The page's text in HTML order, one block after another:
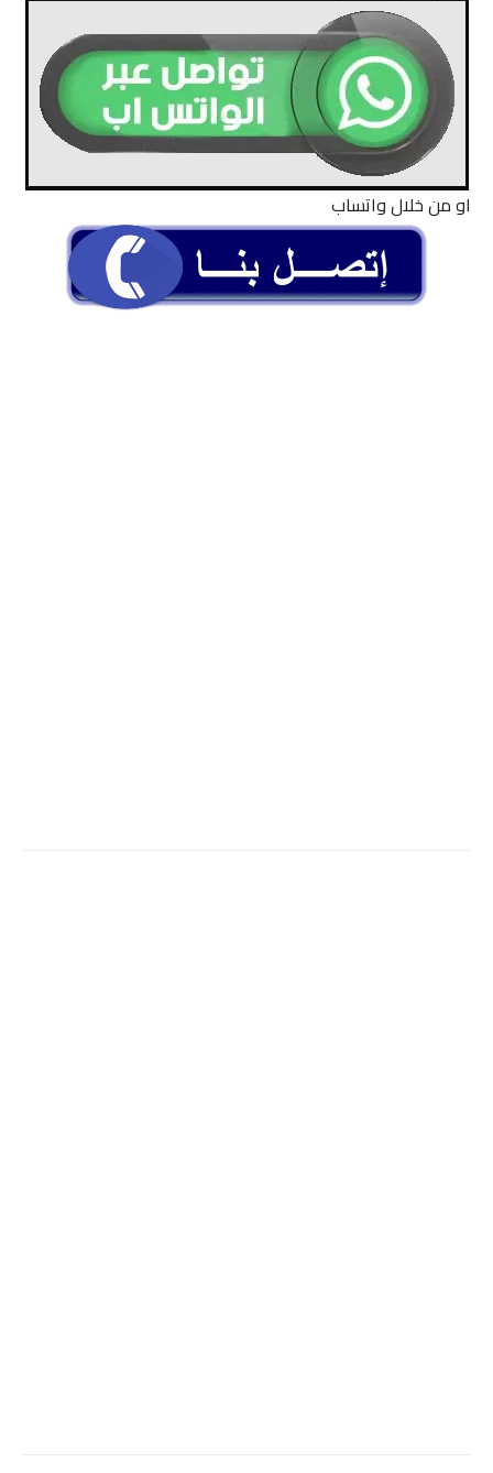
او من خلال واتساب